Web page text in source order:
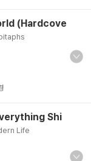
(Hardcove
Shi
Life